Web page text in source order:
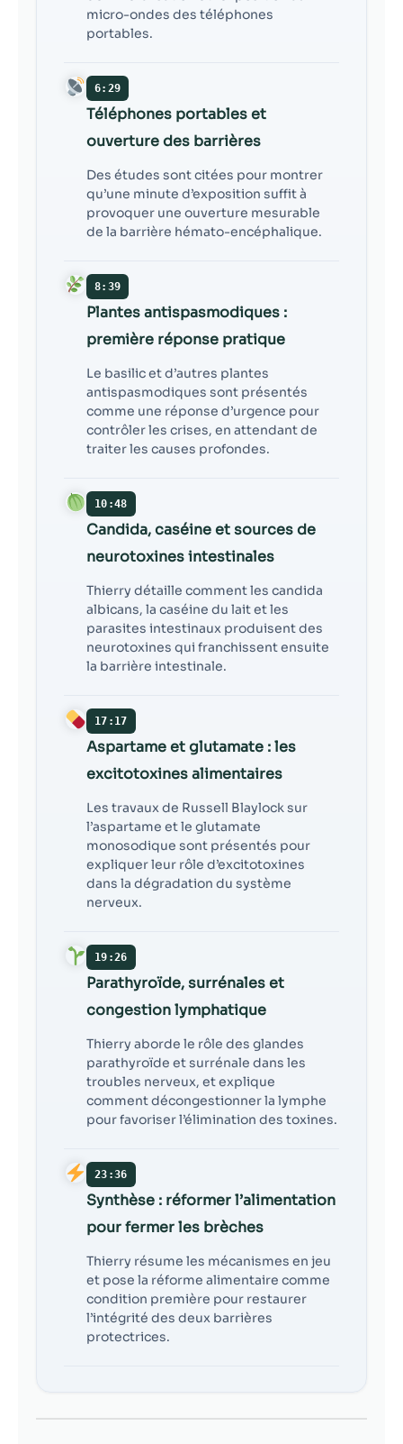
micro-ondes des téléphones
portables.
6:29
Téléphones portables et
ouverture des barrières
Des études sont citées pour montrer
qu’une minute d’exposition suffit à
provoquer une ouverture mesurable
de la barrière hémato-encéphalique.
8:39
Plantes antispasmodiques :
première réponse pratique
Le basilic et d’autres plantes
antispasmodiques sont présentés
comme une réponse d’urgence pour
contrôler les crises, en attendant de
traiter les causes profondes.
10:48
Candida, caséine et sources de
neurotoxines intestinales
Thierry détaille comment les candida
albicans, la caséine du lait et les
parasites intestinaux produisent des
neurotoxines qui franchissent ensuite
la barrière intestinale.
17:17
Aspartame et glutamate : les
excitotoxines alimentaires
Les travaux de Russell Blaylock sur
l’aspartame et le glutamate
monosodique sont présentés pour
expliquer leur rôle d’excitotoxines
dans la dégradation du système
nerveux.
19:26
Parathyroïde, surrénales et
congestion lymphatique
Thierry aborde le rôle des glandes
parathyroïde et surrénale dans les
troubles nerveux, et explique
comment décongestionner la lymphe
pour favoriser l’élimination des toxines.
23:36
Synthèse : réformer l’alimentation
pour fermer les brèches
Thierry résume les mécanismes en jeu
et pose la réforme alimentaire comme
condition première pour restaurer
l’intégrité des deux barrières
protectrices.